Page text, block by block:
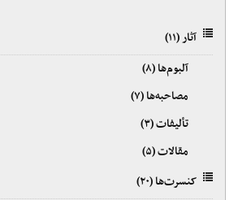
آثار(۱۱)
آلبوم‌ها(۸)
مصاحبه‌ها(۷)
تألیفات(۳)
مقالات(۵)
کنسرت‌ها(۲۰)